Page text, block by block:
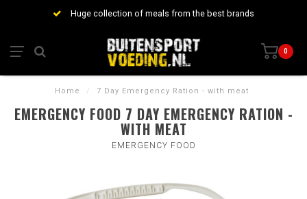
Huge collection of meals from the best brands
0
Home / 7 Day Emergency Ration - with meat
EMERGENCY FOOD 7 DAY EMERGENCY RATION -
WITH MEAT
EMERGENCY FOOD